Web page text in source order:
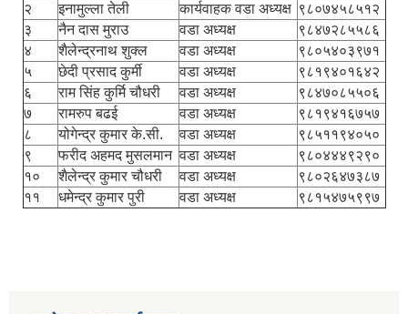
२
इनामुल्ला तेली कार्यवाहक वडा अध्यक्ष ९८०७४५८५१२
३
नैन दास मुराउ वडा अध्यक्ष
९८४७२८५५८६
४
शैलेन्द्रनाथ शुक्ल वडा अध्यक्ष
९८०५४०३९७१
५
छेदी प्रसाद कुर्मी वडा अध्यक्ष
९८१९४०१६४२
६
राम सिंह कुर्मि चौधरी वडा अध्यक्ष
९८४७०८५५०६
७
रामरुप बढई वडा अध्यक्ष
९८१९४१६७५७
८
योगेन्द्र कुमार के.सी. वडा अध्यक्ष
९८५११९४०५०
९
फरीद अहमद मुसलमान वडा अध्यक्ष
९८०४४४९२९०
१०
शैलेन्द्र कुमार चौधरी वडा अध्यक्ष
९८०२६४७३८७
११
धमेन्द्र कुमार पुरी वडा अध्यक्ष ९८१५४७५९९७